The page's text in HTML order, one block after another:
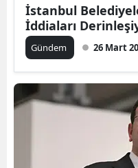
İstanbul
İddiaları
Gündem 26 Mart